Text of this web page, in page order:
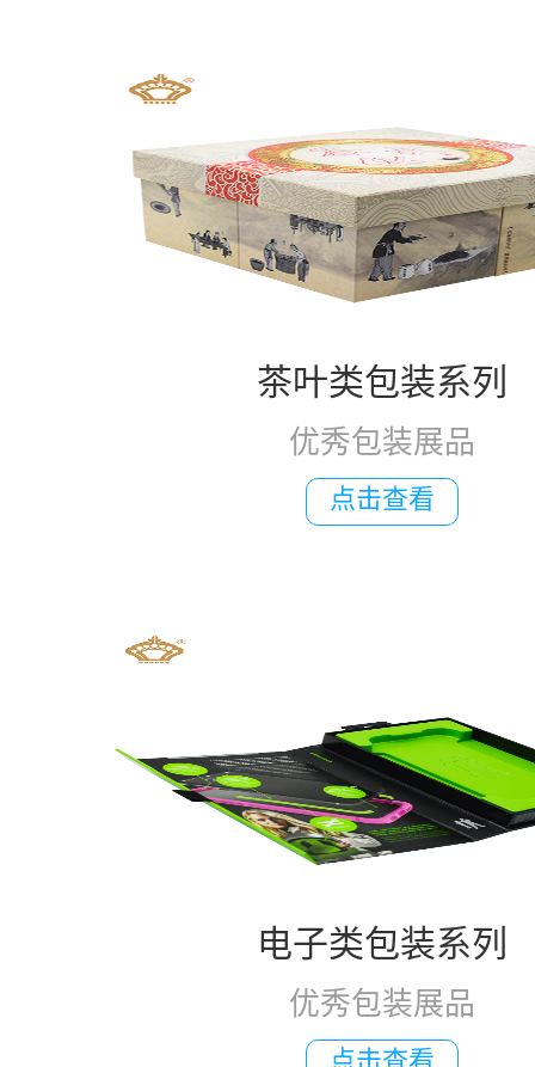
茶叶类包装系列
优秀包装展品
点击查看
电子类包装系列
优秀包装展品
点击查看